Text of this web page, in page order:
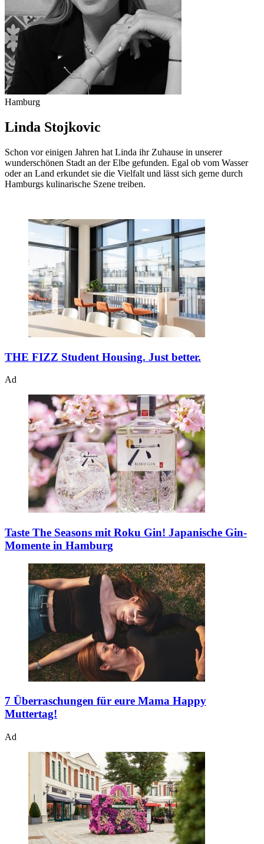
Hamburg
Linda Stojkovic
Schon vor einigen Jahren hat Linda ihr Zuhause in unserer
wunderschönen Stadt an der Elbe gefunden. Egal ob vom Wasser
oder an Land erkundet sie die Vielfalt und lässt sich gerne durch
Hamburgs kulinarische Szene treiben.
THE FIZZ Student Housing. Just better.
Ad
Taste The Seasons mit Roku Gin! Japanische Gin-
Momente in Hamburg
7 Überraschungen für eure Mama Happy
Muttertag!
Ad